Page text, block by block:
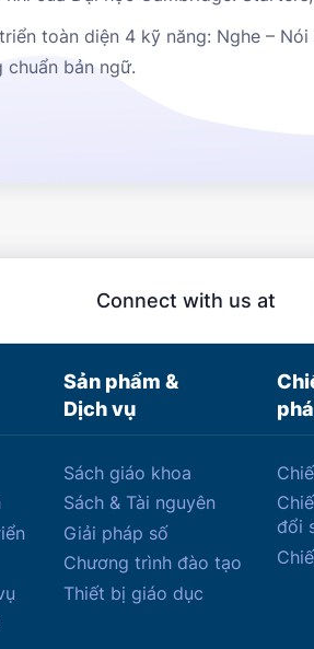
toàn diện 4 kỹ năng: Nghe –
chuẩn bản ngữ.
Connect with us at
Sản phẩm &
Dịch vụ
Sách giáo khoa
Sách & Tài nguyên
Giải pháp số
Chương trình đào tạo
Thiết bị giáo dục
đổi